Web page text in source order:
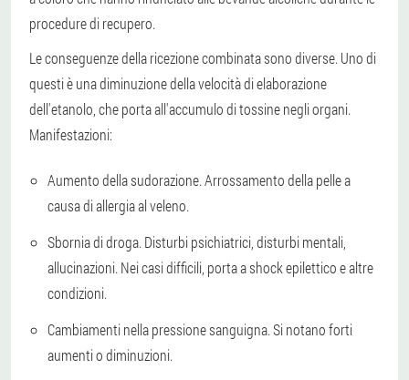
procedure di recupero.
Le conseguenze della ricezione combinata sono diverse. Uno di
questi è una diminuzione della velocità di elaborazione
dell'etanolo, che porta all'accumulo di tossine negli organi.
Manifestazioni:
Aumento della sudorazione. Arrossamento della pelle a
causa di allergia al veleno.
Sbornia di droga. Disturbi psichiatrici, disturbi mentali,
allucinazioni. Nei casi difficili, porta a shock epilettico e altre
condizioni.
Cambiamenti nella pressione sanguigna. Si notano forti
aumenti o diminuzioni.